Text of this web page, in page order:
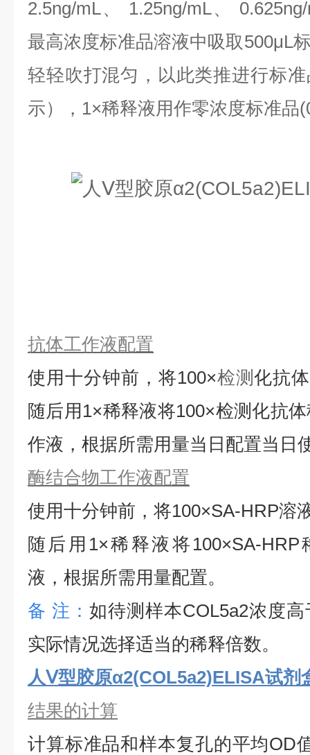
2.5ng/mL、 1.25ng/mL、
最高浓度标准品溶液中吸取500μL
轻轻吹打混匀，以此类推进行标
示），1×稀释液用作零浓度标准品
抗体工作液配置
使用十分钟前，将100×检测化抗
随后用1×稀释液将100×检测化抗
作液，根据所需用量当日配置当日
酶结合物工作液配置
使用十分钟前，将100×SA-HRP溶
随后用1×稀释液将100×SA-HRP
液，根据所需用量配置。
备 注： 如待测样本COL5a2浓度高
实际情况选择适当的稀释倍数。
人Ⅴ型胶原α2(COL5a2)ELISA试剂
结果的计算
计算标准品和样本复孔的平均OD